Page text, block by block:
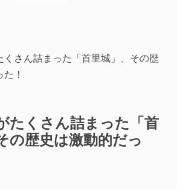
たくさん詰まった「首
の歴史は激動的だっ